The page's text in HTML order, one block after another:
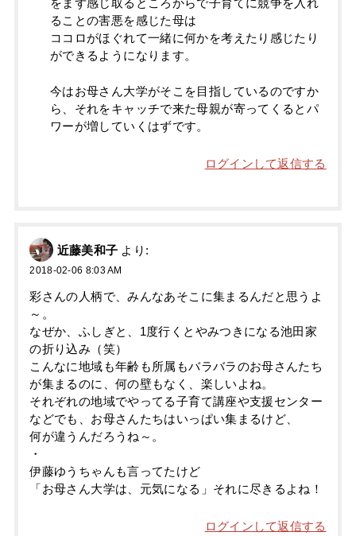
をまず感じ取るところからで子育てに競争を入れ
ることの害悪を感じた母は
ココロがほぐれて一緒に何かを考えたり感じたり
ができるようになります。
今はお母さん大学がそこを目指しているのですか
ら、それをキャッチで来た母親が寄ってくるとパ
ワーが増していくはずです。
ログインして返信する
近藤美和子 より:
2018-02-06 8:03 AM
彩さんの人柄で、みんなあそこに集まるんだと思うよ
～。
なぜか、ふしぎと、1度行くとやみつきになる池田家
の折り込み（笑）
こんなに地域も年齢も所属もバラバラのお母さんたち
が集まるのに、何の壁もなく、楽しいよね。
それぞれの地域でやってる子育て講座や支援センター
などでも、お母さんたちはいっぱい集まるけど、
何が違うんだろうね～。
・
伊藤ゆうちゃんも言ってたけど
「お母さん大学は、元気になる」それに尽きるよね！
ログインして返信する